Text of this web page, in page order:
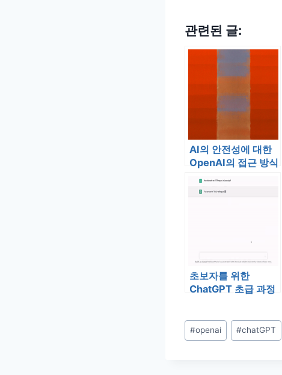
관련된 글:
AI의 안전성에 대한
OpenAI의 접근 방식
초보자를 위한
ChatGPT 초급 과정
Post
Tags:
#openai #chatGPT